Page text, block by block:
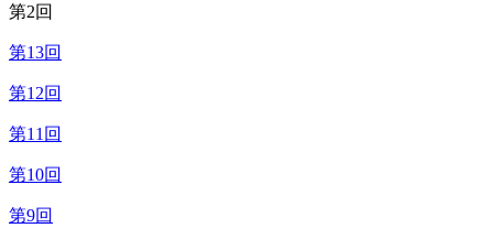
第2回
第13回
第12回
第11回
第10回
第9回